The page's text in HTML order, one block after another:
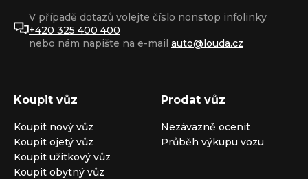
V případě dotazů volejte číslo nonstop infolinky
+420 325 400 400
nebo nám napište na e-mail auto@louda.cz
Koupit vůz
Koupit nový vůz
Koupit ojetý vůz
Koupit užitkový vůz
Koupit obytný vůz
Prodat vůz
Nezávazně ocenit
Průběh výkupu vozu